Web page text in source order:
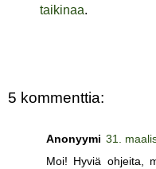
taikinaa.
5 kommenttia:
Anonyymi 31.
Moi! Hyviä ohjeita,